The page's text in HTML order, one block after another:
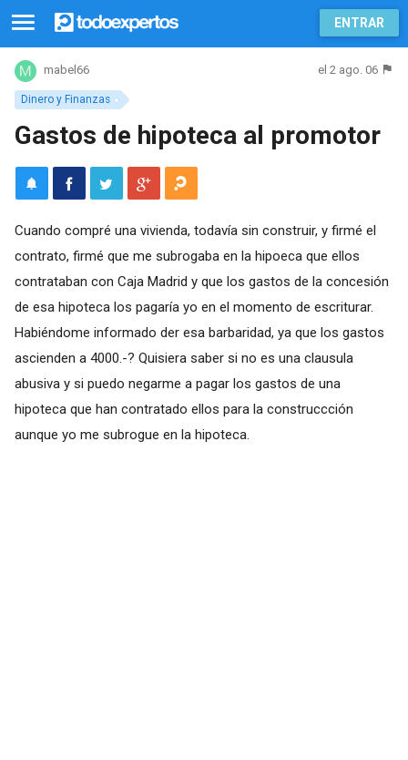
ENTRAR
Dinero y Finanzas
mabel66 el 2 ago. 06
Gastos de hipoteca al promotor
Cuando compré una vivienda, todavía sin construir, y firmé el
contrato, firmé que me subrogaba en la hipoeca que ellos
contrataban con Caja Madrid y que los gastos de la concesión
de esa hipoteca los pagaría yo en el momento de escriturar.
Habiéndome informado der esa barbaridad, ya que los gastos
ascienden a 4000.-? Quisiera saber si no es una clausula
abusiva y si puedo negarme a pagar los gastos de una
hipoteca que han contratado ellos para la construccción
aunque yo me subrogue en la hipoteca.